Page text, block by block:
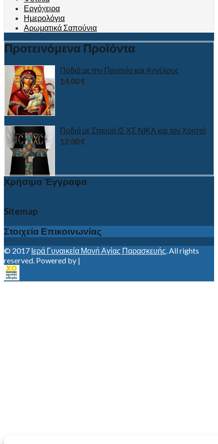
Εργόχειρα
Ημερολόγια
Αρωματικά Σαπούνια
Προτεινόμενα Προϊόντα
Ποδιά με την Παναγία και Αγγέλους
14.00€
Ποδιά με Σταυρό ΙΣ ΧΣ ΝΙΚΑ και τον Χριστό
12.00€
Χρήσιμα Έγγραφα
Sitemap
Στοιχεία Επικοινωνίας
© 2017 Ιερά Γυναικεία Μονή Αγίας Παρασκευής. All rights
reserved. Powered by |